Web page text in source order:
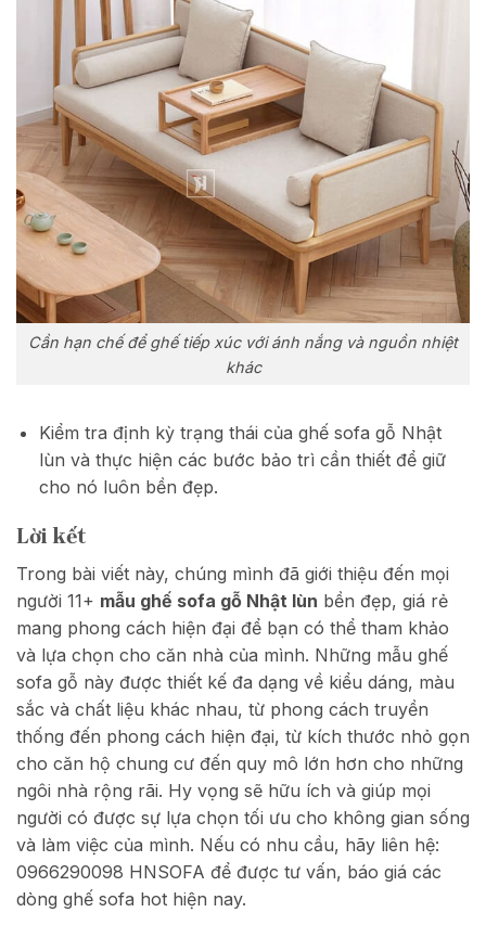
Cần hạn chế để ghế tiếp xúc với ánh nắng và nguồn nhiệt
khác
Kiểm tra định kỳ trạng thái của ghế sofa gỗ Nhật
lùn và thực hiện các bước bảo trì cần thiết để giữ
cho nó luôn bền đẹp.
Lời kết
Trong bài viết này, chúng mình đã giới thiệu đến mọi
người 11+ mẫu ghế sofa gỗ Nhật lùn bền đẹp, giá rẻ
mang phong cách hiện đại để bạn có thể tham khảo
và lựa chọn cho căn nhà của mình. Những mẫu ghế
sofa gỗ này được thiết kế đa dạng về kiểu dáng, màu
sắc và chất liệu khác nhau, từ phong cách truyền
thống đến phong cách hiện đại, từ kích thước nhỏ gọn
cho căn hộ chung cư đến quy mô lớn hơn cho những
ngôi nhà rộng rãi. Hy vọng sẽ hữu ích và giúp mọi
người có được sự lựa chọn tối ưu cho không gian sống
và làm việc của mình. Nếu có nhu cầu, hãy liên hệ:
0966290098 HNSOFA để được tư vấn, báo giá các
dòng ghế sofa hot hiện nay.